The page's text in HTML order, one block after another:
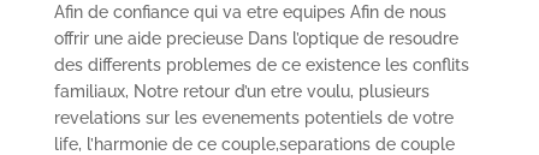
Afin de confiance qui va etre equipes Afin de nous
offrir une aide precieuse Dans l’optique de resoudre
des differents problemes de ce existence les conflits
familiaux, Notre retour d’un etre voulu, plusieurs
revelations sur les evenements potentiels de votre
life, l’harmonie de ce couple,separations de couple